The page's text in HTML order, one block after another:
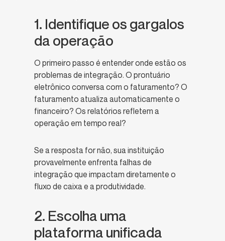
1. Identifique os gargalos
da operação
O primeiro passo é entender onde estão os
problemas de integração. O prontuário
eletrônico conversa com o faturamento? O
faturamento atualiza automaticamente o
financeiro? Os relatórios refletem a
operação em tempo real?
Se a resposta for não, sua instituição
provavelmente enfrenta falhas de
integração que impactam diretamente o
fluxo de caixa e a produtividade.
2. Escolha uma
plataforma unificada